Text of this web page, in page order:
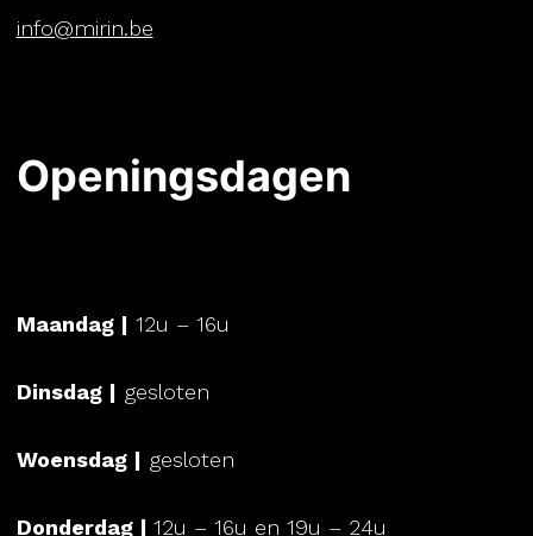
Lunch
Menu
info@mirin.be
Openingsdagen
Maandag | 12u – 16u
Dinsdag | gesloten
Woensdag | gesloten
Donderdag | 12u – 16u en 19u – 24u